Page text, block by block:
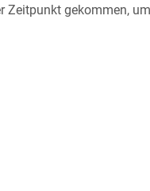
Zeitpunkt gekommen,